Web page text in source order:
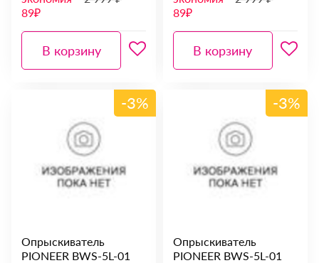
89₽
В корзину
89₽
В корзину
-3%
Опрыскиватель
PIONEER BWS-5L-01
-3%
Опрыскиватель
PIONEER BWS-5L-01